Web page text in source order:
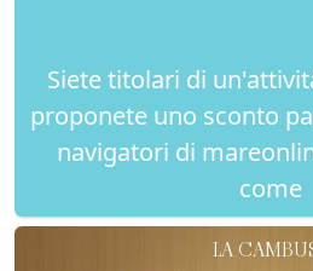
Siete titolari di
proponete uno sconto
navigatori di
come
LA